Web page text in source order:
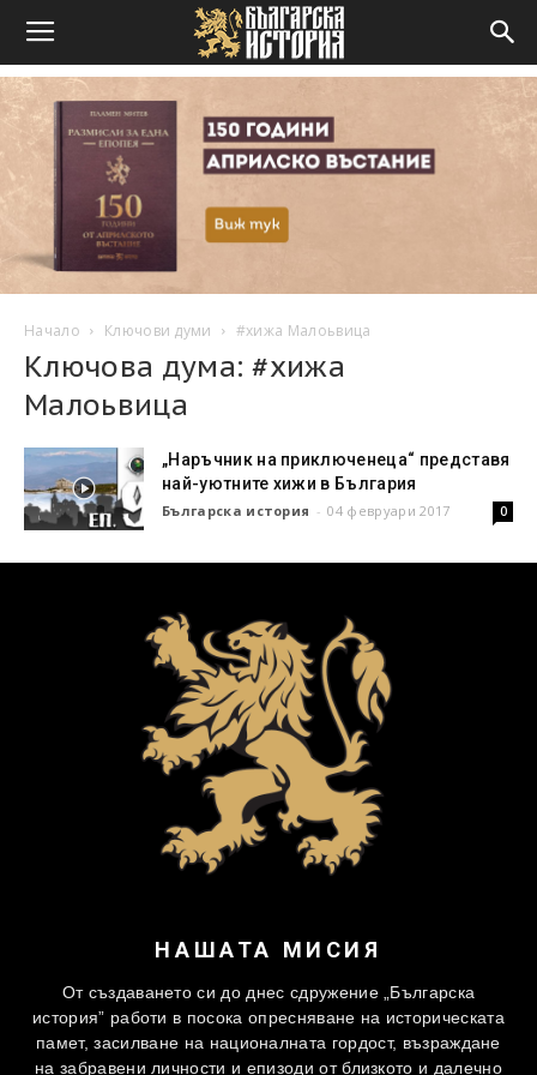
Начало Ключови думи #хижа Малоьвица
Ключова дума: #хижа
Малоьвица
„Наръчник на приключенеца“ представя
най-уютните хижи в България
Българска история - 04 февруари 2017 0
НАШАТА МИСИЯ
От създаването си до днес сдружение „Българска
история” работи в посока опресняване на историческата
памет, засилване на националната гордост, възраждане
на забравени личности и епизоди от близкото и далечно